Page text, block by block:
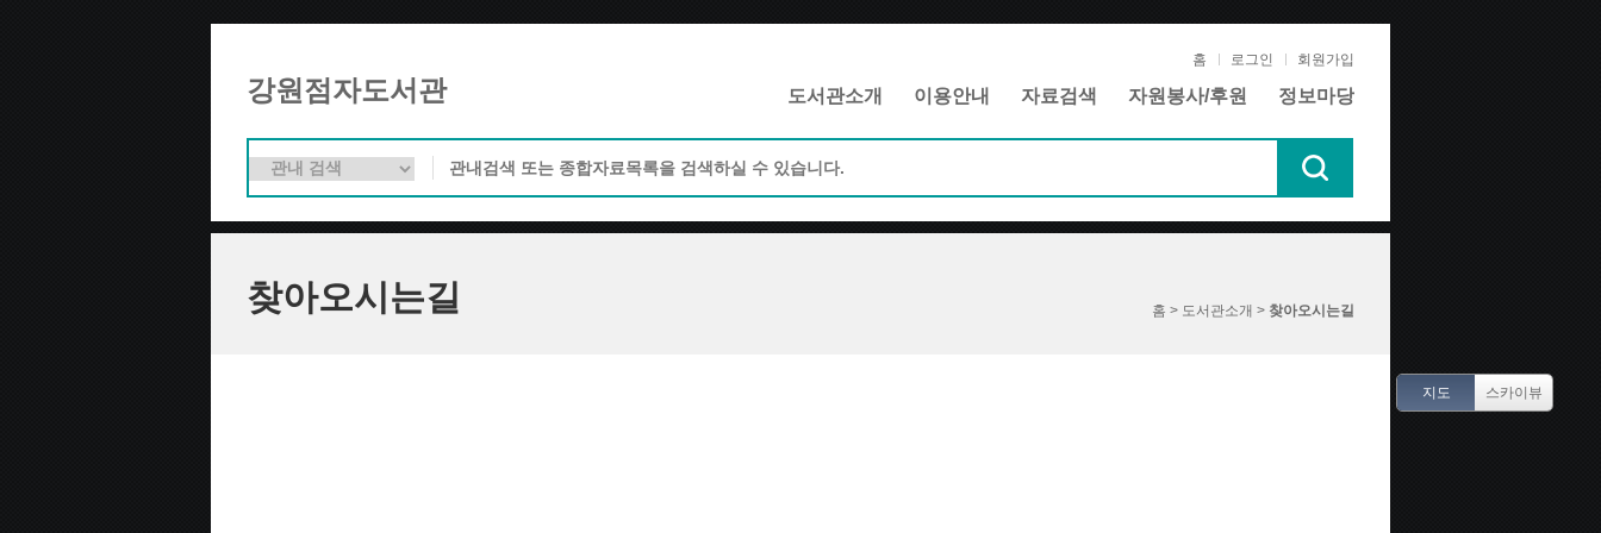
강원점자도서관
홈 로그인 회원가입
도서관소개 이용안내 자료검색 자원봉사/후원 정보마당
찾아오시는길 홈 > 도서관소개 > 찾아오시는길
지도 스카이뷰